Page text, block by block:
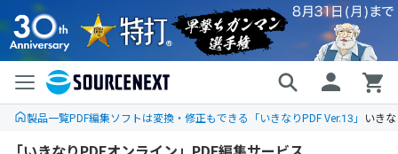
製品一覧PDF編集ソフトは変換・修正もできる「いきなりPDF Ver.13」 いき